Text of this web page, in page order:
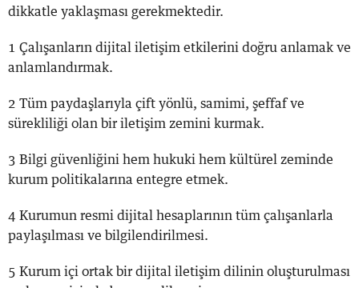
dikkatle yaklaşması gerekmektedir.
1 Çalışanların dijital iletişim etkilerini doğru anlamak ve
anlamlandırmak.
2 Tüm paydaşlarıyla çift yönlü, samimi, şeffaf ve
sürekliliği olan bir iletişim zemini kurmak.
3 Bilgi güvenliğini hem hukuki hem kültürel zeminde
kurum politikalarına entegre etmek.
4 Kurumun resmi dijital hesaplarının tüm çalışanlarla
paylaşılması ve bilgilendirilmesi.
5 Kurum içi ortak bir dijital iletişim dilinin oluşturulması